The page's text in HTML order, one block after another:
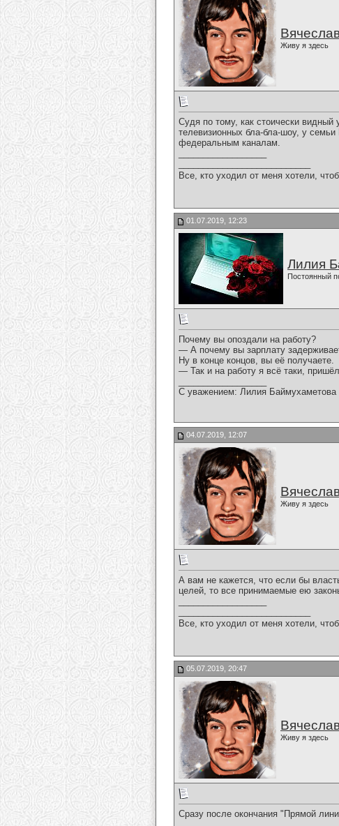
Живу я здесь
Судя по тому, как стоически видный
телевизионных бла-бла-шоу, у
федеральным каналам.
Все, кто уходил от меня хотели,
01.07.2019, 12:23
Лилия
Постоянный
Почему вы опоздали на работу?
— А почему вы зарплату
Ну в конце концов, вы её получаете.
— Так и на работу я всё таки,
С уважением: Лилия Баймухаметова
04.07.2019, 12:07
Живу я здесь
А вам не кажется, что если бы
целей, то все принимаемые ею
Все, кто уходил от меня хотели,
05.07.2019, 20:47
Живу я здесь
Сразу после окончания "Прямой